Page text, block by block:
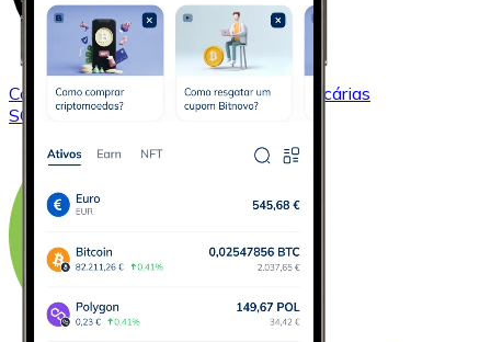
ComprarSolana
com transferência bancárias
SOL